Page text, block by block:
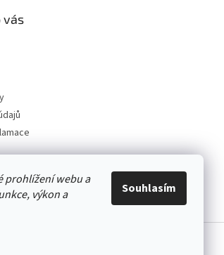
prohlížení webu a
výkon a
Souhlasím
vás